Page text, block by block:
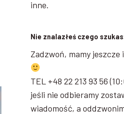
inne.
Nie znalazłeś czego
Zadzwoń, mamy jeszcze
TEL +48 22 213 93 56
jeśli nie odbieramy
wiadomość, a